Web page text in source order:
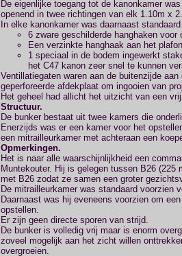
De eigenlijke toegang tot de kanonkamer
openend in twee richtingen van elk 1.10m x
In elke kanonkamer was daarnaast
6 zware geschilderde hanghaken voor
Een verzinkte hanghaak aan het
1 speciaal in de bodem ingewerkt
het C47 kanon zeer snel te kunnen
Ventillatiegaten waren aan de buitenzijde
geperforeerde afdekplaat om ingooien van
Het geheel had allicht het uitzicht van een
Structuur.
De bunker bestaat uit twee kamers die
Enerzijds was er een kamer voor het
een mitrailleurkamer met achteraan een
Opmerkingen.
Het is naar alle waarschijnlijkheid een
Muntekouter. Hij is gelegen tussen B26
met B26 zodat ze samen een groter
De mitrailleurkamer was standaard voorzien
Daarnaast was hij eveneens voorzien om
opstellen.
Er zijn geen directe sporen van strijd.
De bunker is volledig vrij maar is enorm
zoveel mogelijk aan het zicht willen
overgroeien.